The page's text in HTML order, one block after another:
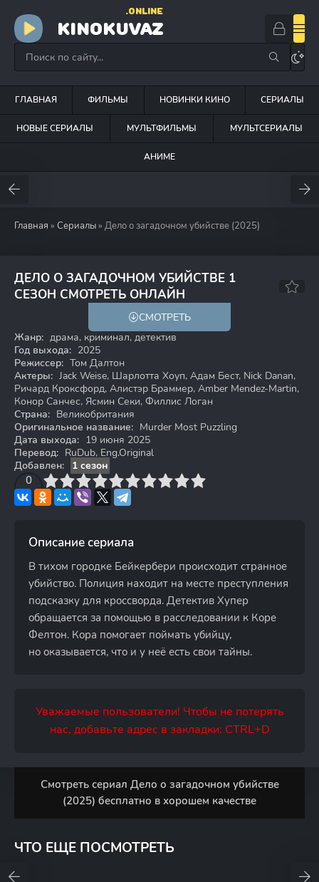
KINOKUVAZ
.ONLINE
ГЛАВНАЯ ФИЛЬМЫ НОВИНКИ КИНО СЕРИАЛЫ
НОВЫЕ СЕРИАЛЫ МУЛЬТФИЛЬМЫ МУЛЬТСЕРИАЛЫ
АНИМЕ
Главная » Сериалы » Дело о загадочном убийстве (2025)
ДЕЛО О ЗАГАДОЧНОМ УБИЙСТВЕ 1
СЕЗОН СМОТРЕТЬ ОНЛАЙН
6.5 6.6
СМОТРЕТЬ
Жанр: драма, криминал, детектив
Год выхода: 2025
Режиссер: Том Далтон
Актеры: Jack Weise, Шарлотта Хоуп, Адам Бест, Nick Danan,
Ричард Кроксфорд, Алистэр Браммер, Amber Mendez-Martin,
Конор Санчес, Ясмин Секи, Филлис Логан
Страна: Великобритания
Оригинальное название: Murder Most Puzzling
Дата выхода: 19 июня 2025
Перевод: RuDub, Eng.Original
Добавлен:
1 сезон
0
4 6 7 8 9 10
Описание сериала
В тихом городке Бейкербери происходит странное
убийство. Полиция находит на месте преступления
подсказку для кроссворда. Детектив Хупер
обращается за помощью в расследовании к Коре
Фелтон. Кора помогает поймать убийцу,
но оказывается, что и у неё есть свои тайны.
Уважаемые пользователи! Чтобы не потерять
нас, добавьте адрес в закладки: CTRL+D
Смотреть сериал Дело о загадочном убийстве
(2025) бесплатно в хорошем качестве
ЧТО ЕЩЕ ПОСМОТРЕТЬ